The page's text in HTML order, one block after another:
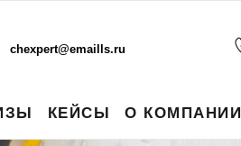
chexpert@emaills.ru
КЕЙСЫ О КОМПАНИИ